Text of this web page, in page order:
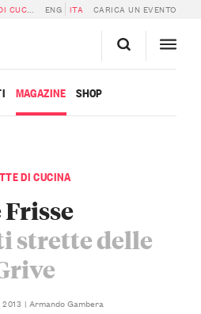
»FRISSE
ENG ITA CARICA UN EVENTO
MAGAZINE SHOP
DI CUCINA
Frisse
strette delle
Armando Gambera